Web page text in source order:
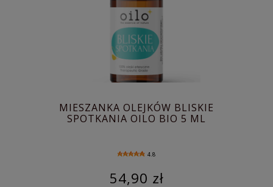
MIESZANKA OLEJKÓW BLISKIE
SPOTKANIA OILO BIO 5 ML
4.8
54,90 zł